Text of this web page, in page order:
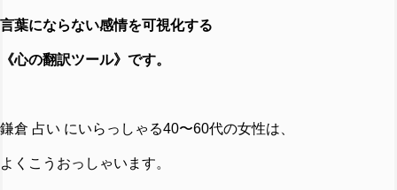
言葉にならない感情を可視化する
《心の翻訳ツール》です。
鎌倉 占い にいらっしゃる40〜60代の女性は、
よくこうおっしゃいます。